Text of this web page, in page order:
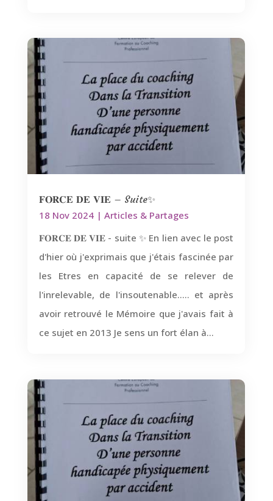
𝐅𝐎𝐑𝐂𝐄 𝐃𝐄 𝐕𝐈𝐄 – Suite✨
18 Nov 2024| Articles & Partages
𝐅𝐎𝐑𝐂𝐄 𝐃𝐄 𝐕𝐈𝐄 - suite ✨ En lien avec le post
d'hier où j'exprimais que j'étais fascinée par
les Etres en capacité de se relever de
l'inrelevable, de l'insoutenable..... et après
avoir retrouvé le Mémoire que j'avais fait à
ce sujet en 2013 Je sens un fort élan à...